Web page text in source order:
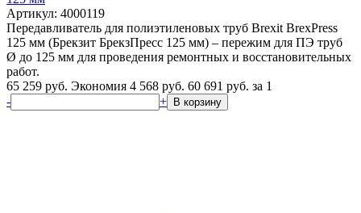
Артикул: 4000119
Передавливатель для полиэтиленовых труб Brexit BrexPress
125 мм (Брекзит БрекзПресс 125 мм) – пережим для ПЭ труб
Ø до 125 мм для проведения ремонтных и восстановительных
работ.
65 259 руб. Экономия 4 568 руб. 60 691 руб. за 1
-
+ В корзину